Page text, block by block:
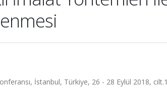
İstanbul, Türkiye, 26 - 28 Eylül 2018,